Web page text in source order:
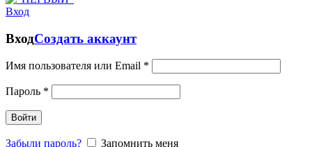
Вход
ВходСоздать аккаунт
Имя пользователя или Email *
Пароль *
Войти
Забыли пароль?
Запомнить меня